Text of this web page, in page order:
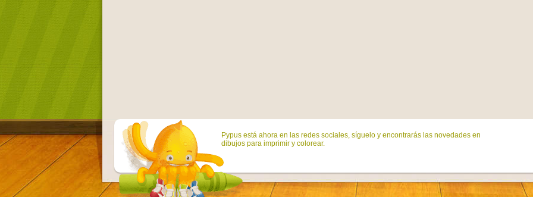
Pypus está ahora en las redes sociales, síguelo y encontrarás las novedades en
dibujos para imprimir y colorear.